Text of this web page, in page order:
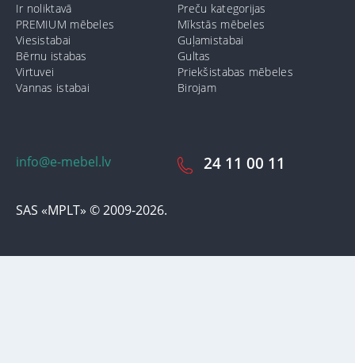
info@e-mebel.lv
SAS «MPLT» © 2009-2026.
24 11 00 11
Ir noliktavā
Preču kategorijas
PREMIUM mēbeles
Mīkstās mēbeles
Viesistabai
Guļamistabai
Bērnu istabas
Gultas
Virtuvei
Priekšistabas mēbeles
Vannas istabai
Birojam